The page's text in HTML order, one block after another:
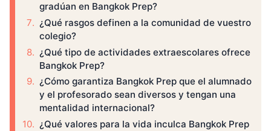
gradúan en Bangkok Prep?
¿Qué rasgos definen a la comunidad de vuestro
colegio?
¿Qué tipo de actividades extraescolares ofrece
Bangkok Prep?
¿Cómo garantiza Bangkok Prep que el alumnado
y el profesorado sean diversos y tengan una
mentalidad internacional?
¿Qué valores para la vida inculca Bangkok Prep